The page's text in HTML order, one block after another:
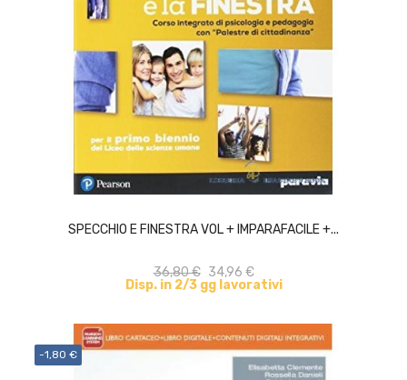
SPECCHIO E FINESTRA VOL + IMPARAFACILE +...
36,80 € 34,96 €
Disp. in 2/3 gg lavorativi
-1,80 €